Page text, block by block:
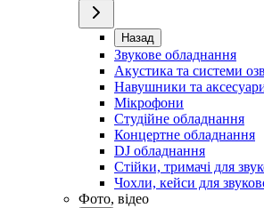
Назад
Звукове обладнання
Акустика та системи
Навушники та
Мікрофони
Студійне обладнання
Концертне обладнання
DJ обладнання
Стійки, тримачі для
Чохли, кейси для
Фото, відео